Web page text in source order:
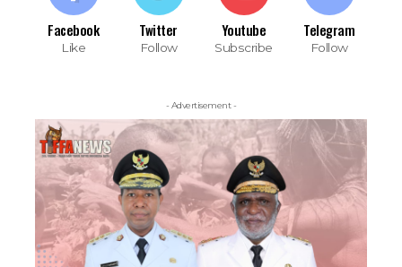
Facebook
Like
Twitter
Follow
Youtube
Subscribe
Telegram
Follow
- Advertisement -